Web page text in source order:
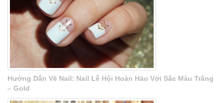
Hướng Dẫn Vẽ Nail: Nail Lễ Hội Hoàn Hảo Với Sắc Màu Trắng
– Gold